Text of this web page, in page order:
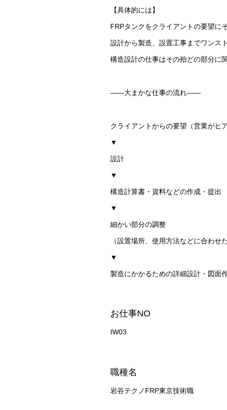
【具体的には】
FRPタンクをクライアントの要望に
設計から製造、設置工事までワンス
構造設計の仕事はその殆どの部分に
――大まかな仕事の流れ――
クライアントからの要望（営業がヒ
▼
設計
▼
構造計算書・資料などの作成・提出
▼
細かい部分の調整
（設置場所、使用方法などに合わせ
▼
製造にかかるための詳細設計・図面
お仕事NO
IW03
職種名
岩谷テクノFRP東京技術職